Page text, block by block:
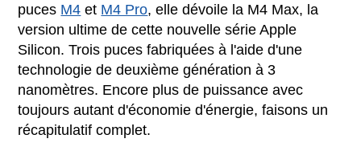
puces M4 et M4 Pro, elle dévoile la M4 Max, la
version ultime de cette nouvelle série Apple
Silicon. Trois puces fabriquées à l'aide d'une
technologie de deuxième génération à 3
nanomètres. Encore plus de puissance avec
toujours autant d'économie d'énergie, faisons un
récapitulatif complet.